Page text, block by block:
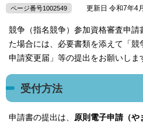
ページ番号1002549 更新日 令和7年4
競争（指名競争）参加資格審査申請
た場合には、必要書類を添えて「
申請変更届」等の提出をお願いしま
受付方法
申請書の提出は、 原則電子申請（や